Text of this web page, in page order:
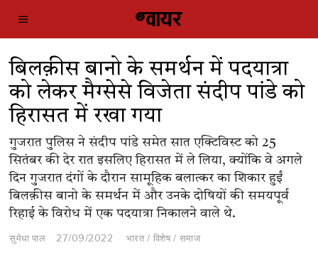
बिलक़ीस बानो के समर्थन में पदयात्रा
को लेकर मैग्सेसे विजेता संदीप पांडे को
हिरासत में रखा गया
गुजरात पुलिस ने संदीप पांडे समेत सात एक्टिविस्ट को 25
सितंबर की देर रात इसलिए हिरासत में ले लिया, क्योंकि वे अगले
दिन गुजरात दंगों के दौरान सामूहिक बलात्कर का शिकार हुईं
बिलक़ीस बानो के समर्थन में और उनके दोषियों की समयपूर्व
रिहाई के विरोध में एक पदयात्रा निकालने वाले थे.
सुमेधा पाल 27/09/2022 भारत / विशेष / समाज